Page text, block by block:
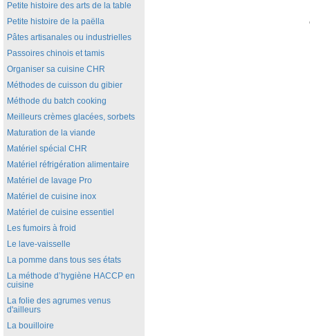
Petite histoire des arts de la table
Petite histoire de la paëlla
Pâtes artisanales ou industrielles
Passoires chinois et tamis
Organiser sa cuisine CHR
Méthodes de cuisson du gibier
Méthode du batch cooking
Meilleurs crèmes glacées, sorbets
Maturation de la viande
Matériel spécial CHR
Matériel réfrigération alimentaire
Matériel de lavage Pro
Matériel de cuisine inox
Matériel de cuisine essentiel
Les fumoirs à froid
Le lave-vaisselle
La pomme dans tous ses états
La méthode d’hygiène HACCP en
cuisine
La folie des agrumes venus
d'ailleurs
La bouilloire